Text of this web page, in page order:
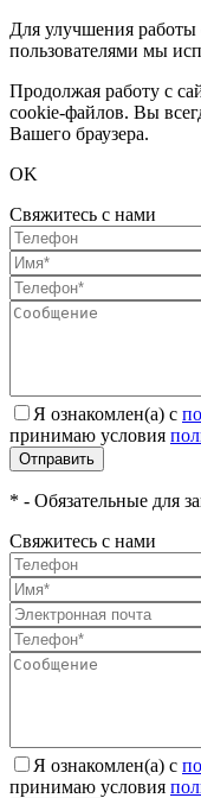
Для улучшения работы
пользователями мы
Продолжая работу с
cookie-файлов. Вы
Вашего браузера.
OK
Свяжитесь с нами
Я ознакомлен(а) с
принимаю условия
Отправить
* - Обязательные для
Свяжитесь с нами
Я ознакомлен(а) с
принимаю условия